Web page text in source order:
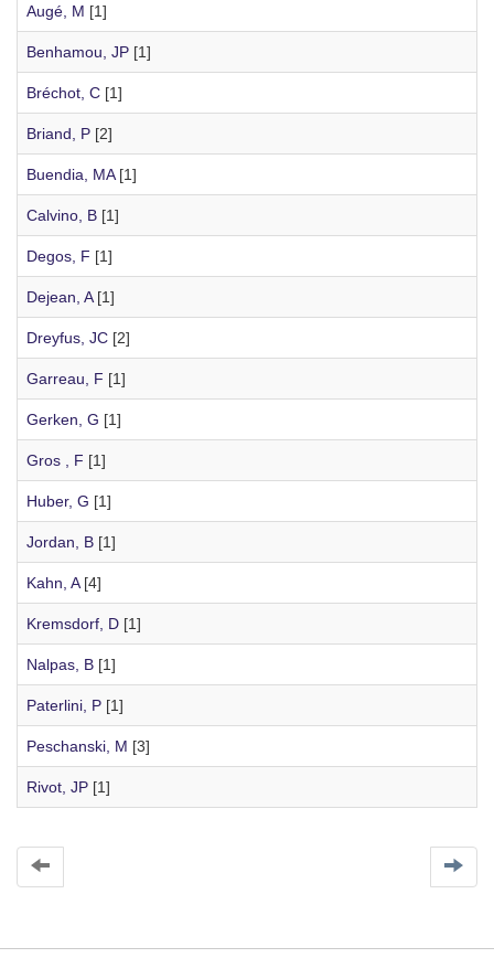
Augé, M [1]
Benhamou, JP [1]
Bréchot, C [1]
Briand, P [2]
Buendia, MA[1]
Calvino, B [1]
Degos, F [1]
Dejean, A[1]
Dreyfus, JC [2]
Garreau, F [1]
Gerken, G [1]
Gros , F [1]
Huber, G [1]
Jordan, B [1]
Kahn, A[4]
Kremsdorf, D [1]
Nalpas, B [1]
Paterlini, P [1]
Peschanski, M [3]
Rivot, JP [1]